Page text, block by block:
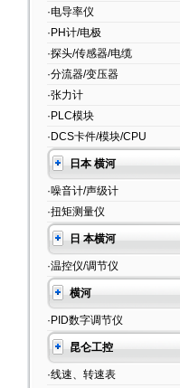
·电导率仪
·PH计/电极
·探头/传感器/电缆
·分流器/变压器
·张力计
·PLC模块
·DCS卡件/模块/CPU
日本 横河
·噪音计/声级计
·扭矩测量仪
日 本横河
·温控仪/调节仪
横河
·PID数字调节仪
昆仑工控
·线速、转速表